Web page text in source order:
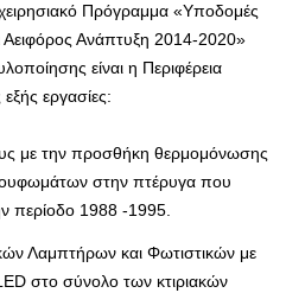
Πρόγραμμα «Υποδομές
Ανάπτυξη 2014-2020»
είναι η Περιφέρεια
εργασίες:
με την προσθήκη θερμομόνωσης
στην πτέρυγα που
περίοδο 1988 -1995.
Λαμπτήρων και Φωτιστικών με
στο σύνολο των κτιριακών